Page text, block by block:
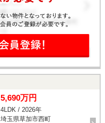
5,690万円
4LDK / 2026年
埼玉県草加市西町